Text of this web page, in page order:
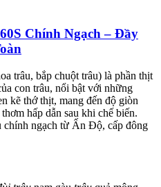
Chính Ngạch – Đầy
trâu, bắp chuột trâu) là phần thịt
con trâu, nổi bật với những
kẽ thớ thịt, mang đến độ giòn
hấp dẫn sau khi chế biến.
chính ngạch từ Ấn Độ, cấp đông